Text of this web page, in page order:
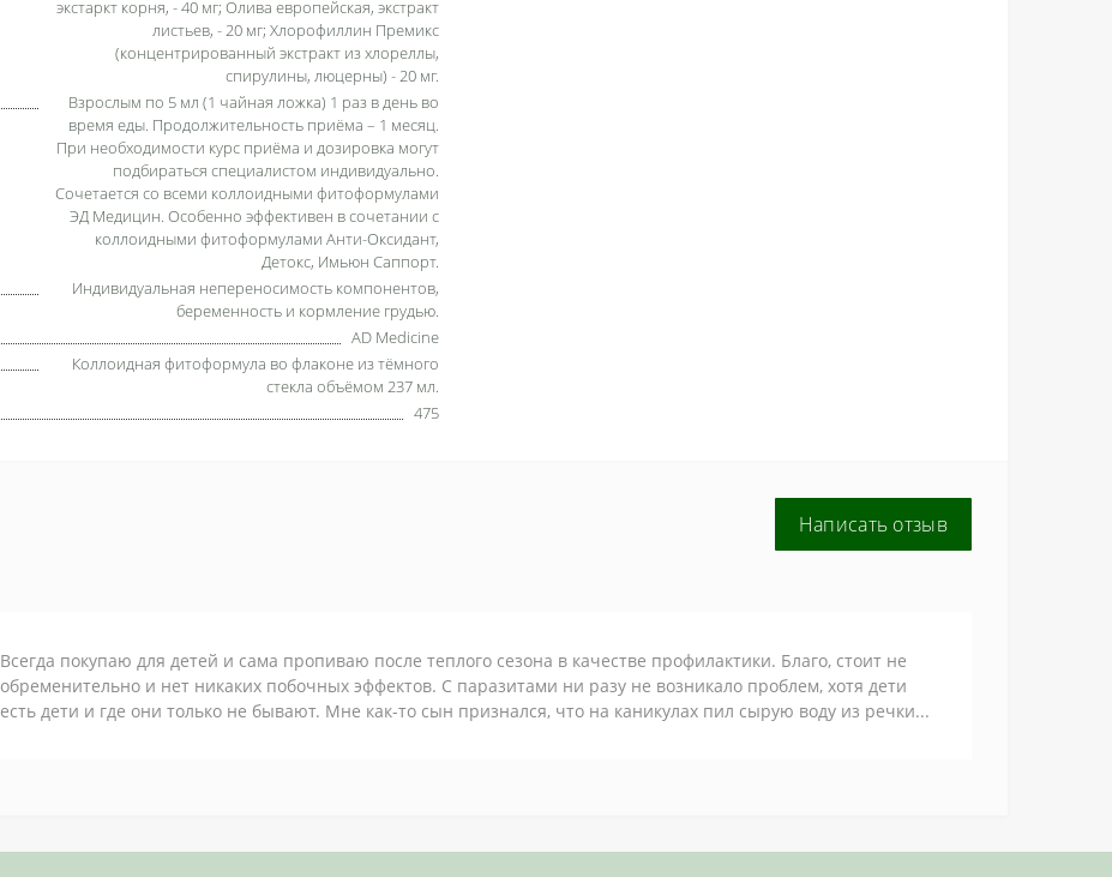
экстаркт корня, - 40 мг; Олива европейская, экстракт
листьев, - 20 мг; Хлорофиллин Премикс
(концентрированный экстракт из хлореллы,
спирулины, люцерны) - 20 мг.
Взрослым по 5 мл (1 чайная ложка) 1 раз в день во
время еды. Продолжительность приёма – 1 месяц.
При необходимости курс приёма и дозировка могут
подбираться специалистом индивидуально.
Сочетается со всеми коллоидными фитоформулами
ЭД Медицин. Особенно эффективен в сочетании с
коллоидными фитоформулами Анти-Оксидант,
Детокс, Имьюн Саппорт.
Индивидуальная непереносимость компонентов,
беременность и кормление грудью.
AD Medicine
Коллоидная фитоформула во флаконе из тёмного
стекла объёмом 237 мл.
475
Написать отзыв
Всегда покупаю для детей и сама пропиваю после теплого сезона в качестве профилактики. Благо, стоит не
обременительно и нет никаких побочных эффектов. С паразитами ни разу не возникало проблем, хотя дети
есть дети и где они только не бывают. Мне как-то сын признался, что на каникулах пил сырую воду из речки...